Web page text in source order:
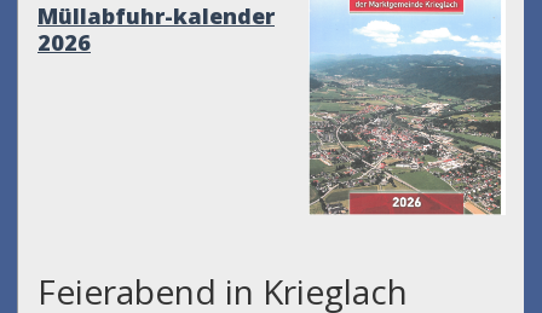
Müllabfuhr-kalender
2026
Feierabend in Krieglach